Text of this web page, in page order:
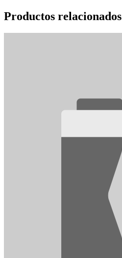
Productos relacionados